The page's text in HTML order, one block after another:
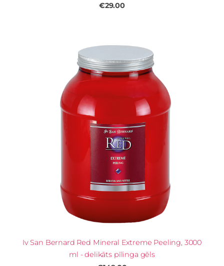
€29.00
Iv San Bernard Red Mineral Extreme Peeling, 3000
ml - delikāts pīlinga gēls